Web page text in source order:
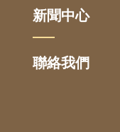
新聞中心
聯絡我們